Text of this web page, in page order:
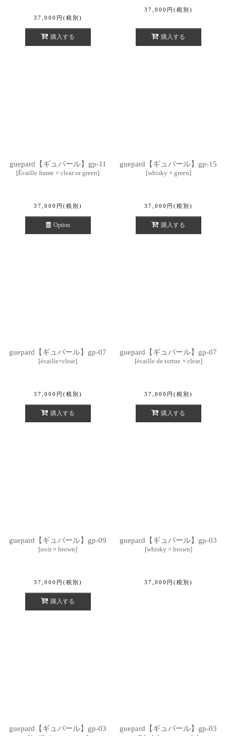
37,000 円 (税別)
購入する
37,000 円 (税別)
購入する
guepard【ギュパール】gp-11
[Écaille frame × clear or green]
37,000 円 (税別)
Option
guepard【ギュパール】gp-15
[whisky × green]
37,000 円 (税別)
購入する
guepard【ギュパール】gp-07
[écaille×clear]
37,000 円 (税別)
購入する
guepard【ギュパール】gp-07
[écaille de tortue × clear]
37,000 円 (税別)
購入する
guepard【ギュパール】gp-09
[noir × brown]
37,000 円 (税別)
購入する
guepard【ギュパール】gp-03
[whisky × brown]
37,000 円 (税別)
guepard【ギュパール】gp-03 guepard【ギュパール】gp-03